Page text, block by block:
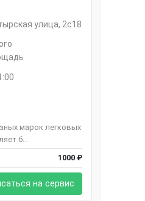
улица, 2с18
марок легковых
б...
1000 ₽
на сервис